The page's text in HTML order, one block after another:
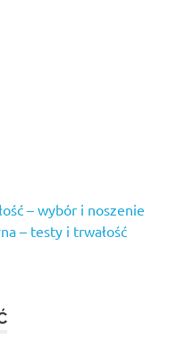
– wybór i noszenie
– testy i trwałość